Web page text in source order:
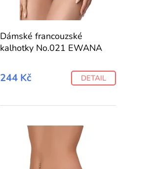
Dámské francouzské
kalhotky No.021 EWANA
244 Kč DETAIL